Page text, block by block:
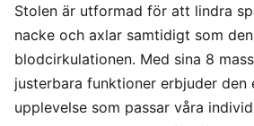
Stolen är utformad för att lindra
nacke och axlar samtidigt som
blodcirkulationen. Med sina 8
justerbara funktioner erbjuder den
upplevelse som passar våra